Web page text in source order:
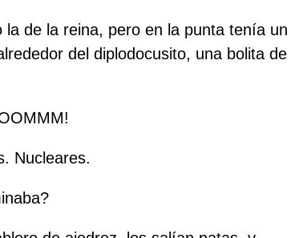
de la reina, pero en la punta tenía un
del diplodocusito, una bolita de
Nucleares.